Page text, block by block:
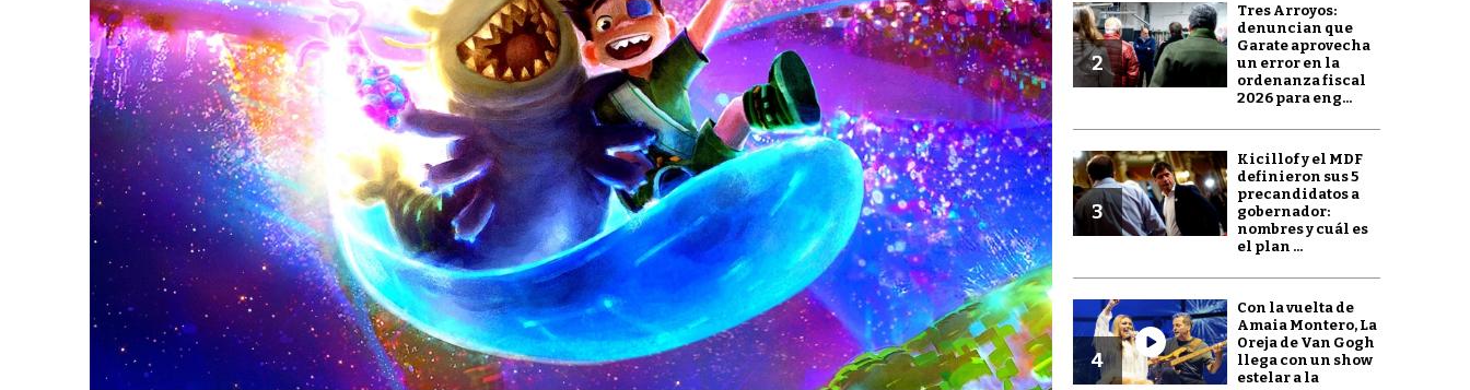
2
Tres Arroyos:
denuncian que
Garate aprovecha
un error en la
ordenanza fiscal
2026 para eng...
3
Kicillof y el MDF
definieron sus 5
precandidatos a
gobernador:
nombres y cuál es
el plan ...
4
Con la vuelta de
Amaia Montero, La
Oreja de Van Gogh
llega con un show
estelar a la